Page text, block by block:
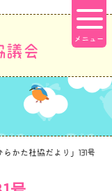
議会
らかた社協だより」131号